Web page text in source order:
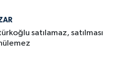
satılamaz, satılması